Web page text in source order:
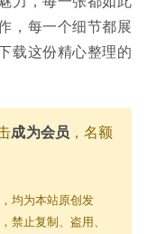
，每一个细节都展
载这份精心整理的
成为会员 ，名额
均为本站原创发
禁止复制、盗用、